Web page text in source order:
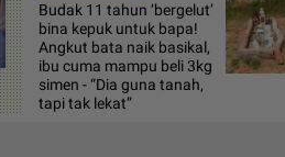
Budak 11 tahun ‘bergelut’
bina kepuk untuk bapa!
Angkut bata naik basikal,
ibu cuma mampu beli 3kg
simen - “Dia guna tanah,
tapi tak lekat”